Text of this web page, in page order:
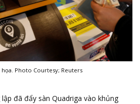
Photo Courtesy; Reuters
đã đẩy sàn Quadriga vào khủng